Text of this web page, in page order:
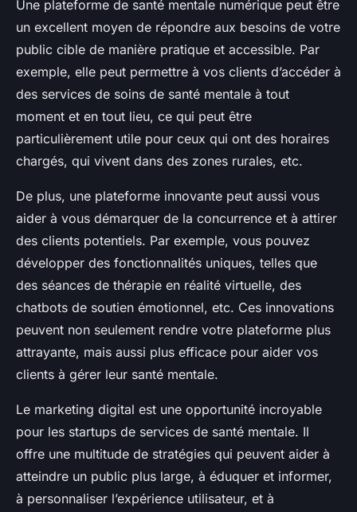
Une plateforme de santé mentale numérique peut être
un excellent moyen de répondre aux besoins de votre
public cible de manière pratique et accessible. Par
exemple, elle peut permettre à vos clients d’accéder à
des services de soins de santé mentale à tout
moment et en tout lieu, ce qui peut être
particulièrement utile pour ceux qui ont des horaires
chargés, qui vivent dans des zones rurales, etc.
De plus, une plateforme innovante peut aussi vous
aider à vous démarquer de la concurrence et à attirer
des clients potentiels. Par exemple, vous pouvez
développer des fonctionnalités uniques, telles que
des séances de thérapie en réalité virtuelle, des
chatbots de soutien émotionnel, etc. Ces innovations
peuvent non seulement rendre votre plateforme plus
attrayante, mais aussi plus efficace pour aider vos
clients à gérer leur santé mentale.
Le marketing digital est une opportunité incroyable
pour les startups de services de santé mentale. Il
offre une multitude de stratégies qui peuvent aider à
atteindre un public plus large, à éduquer et informer,
à personnaliser l’expérience utilisateur, et à